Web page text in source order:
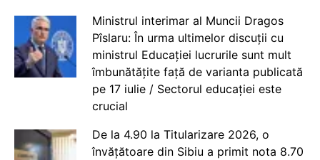
Ministrul interimar al Muncii Dragos
Pîslaru: În urma ultimelor discuții cu
ministrul Educației lucrurile sunt mult
îmbunătățite față de varianta publicată
pe 17 iulie / Sectorul educației este
crucial
De la 4.90 la Titularizare 2026, o
învățătoare din Sibiu a primit nota 8.70